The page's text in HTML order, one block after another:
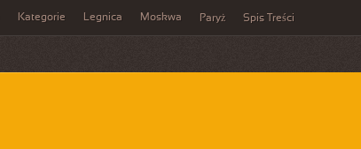
Kategorie Legnica Moskwa Paryż Spis Treści